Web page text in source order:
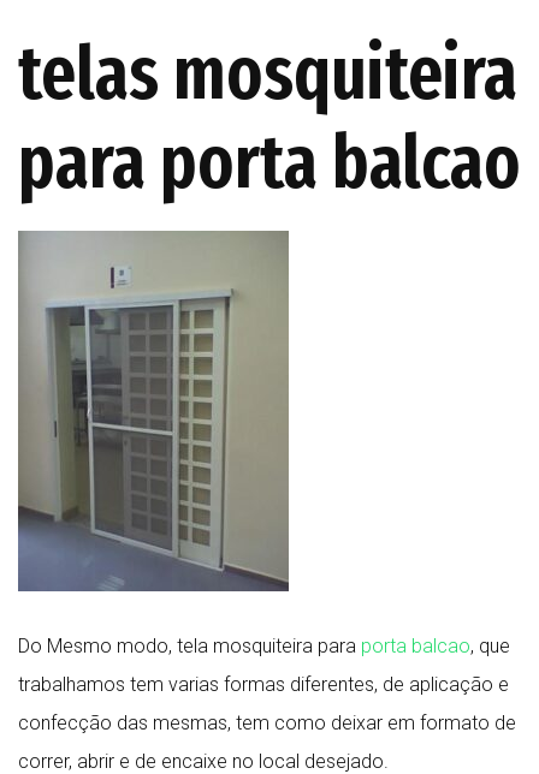
telas mosquiteira
para porta balcao
Do Mesmo modo, tela mosquiteira para porta balcao, que
trabalhamos tem varias formas diferentes, de aplicação e
confecção das mesmas, tem como deixar em formato de
correr, abrir e de encaixe no local desejado.